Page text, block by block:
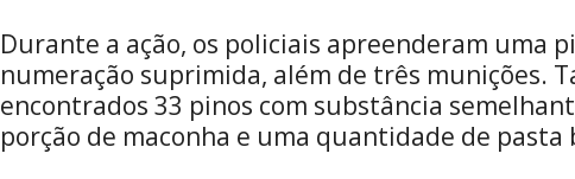
Durante a ação, os policiais apreenderam uma
numeração suprimida, além de três munições.
encontrados 33 pinos com substância
porção de maconha e uma quantidade de pasta